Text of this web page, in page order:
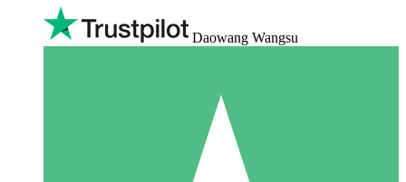
Daowang Wangsu